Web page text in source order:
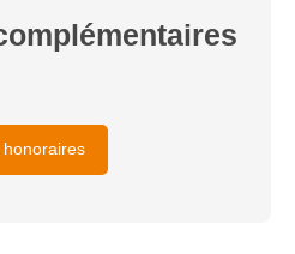
honoraires